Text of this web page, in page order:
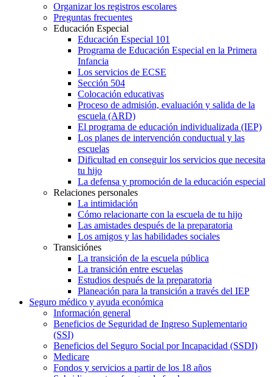
Organizar los registros escolares
Preguntas frecuentes
Educación Especial
Educación Especial 101
Programa de Educación Especial en la Primera
Infancia
Los servicios de ECSE
Sección 504
Colocación educativas
Proceso de admisión, evaluación y salida de la
escuela (ARD)
El programa de educación individualizada (IEP)
Los planes de intervención conductual y las
escuelas
Dificultad en conseguir los servicios que necesita
tu hijo
La defensa y promoción de la educación especial
Relaciones personales
La intimidación
Cómo relacionarte con la escuela de tu hijo
Las amistades después de la preparatoria
Los amigos y las habilidades sociales
Transiciónes
La transición de la escuela pública
La transición entre escuelas
Estudios después de la preparatoria
Planeación para la transición a través del IEP
Seguro médico y ayuda económica
Información general
Beneficios de Seguridad de Ingreso Suplementario
(SSI)
Beneficios del Seguro Social por Incapacidad (SSDI)
Medicare
Fondos y servicios a partir de los 18 años